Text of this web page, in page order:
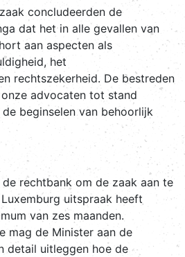
concludeerden de
dat het in alle gevallen van
aan aspecten als
het
rechtszekerheid. De bestreden
advocaten tot stand
beginselen van behoorlijk
rechtbank om de zaak aan te
uitspraak heeft
van zes maanden.
mag de Minister aan de
detail uitleggen hoe de